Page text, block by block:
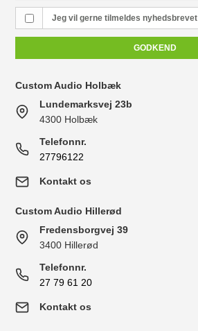
Jeg vil gerne tilmeldes nyhedsbrevet
GODKEND
Custom Audio Holbæk
Lundemarksvej 23b
4300 Holbæk
Telefonnr.
27796122
Kontakt os
Custom Audio Hillerød
Fredensborgvej 39
3400 Hillerød
Telefonnr.
27 79 61 20
Kontakt os